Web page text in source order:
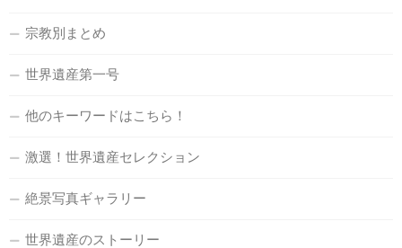
宗教別まとめ
世界遺産第一号
他のキーワードはこちら！
激選！世界遺産セレクション
絶景写真ギャラリー
世界遺産のストーリー